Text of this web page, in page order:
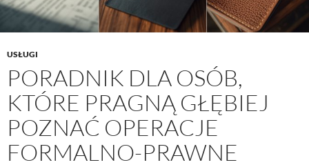
USŁUGI
PORADNIK DLA OSÓB,
KTÓRE PRAGNĄ GŁĘBIEJ
POZNAĆ OPERACJE
FORMALNO-PRAWNE